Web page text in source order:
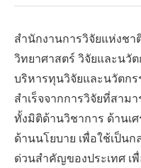
สำนักงานการวิจัยแห่งชา
วิทยาศาสตร์ วิจัยและนวั
บริหารทุนวิจัยและนวัตกร
สำเร็จจากการวิจัยที่สาม
ทั้งมิติด้านวิชาการ ด้านเ
ด้านนโยบาย เพื่อใช้เป็น
ด่วนสำคัญของประเทศ เ